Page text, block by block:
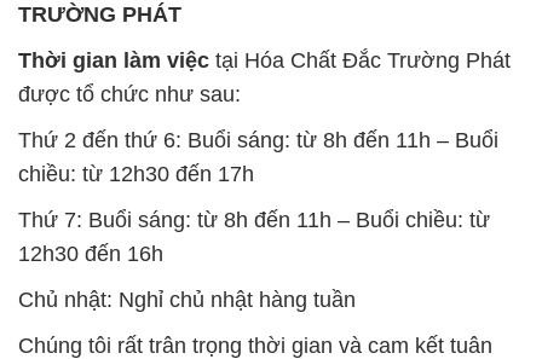
TRƯỜNG PHÁT
Thời gian làm việc tại Hóa Chất Đắc Trường Phát
được tổ chức như sau:
Thứ 2 đến thứ 6: Buổi sáng: từ 8h đến 11h – Buổi
chiều: từ 12h30 đến 17h
Thứ 7: Buổi sáng: từ 8h đến 11h – Buổi chiều: từ
12h30 đến 16h
Chủ nhật: Nghỉ chủ nhật hàng tuần
Chúng tôi rất trân trọng thời gian và cam kết tuân